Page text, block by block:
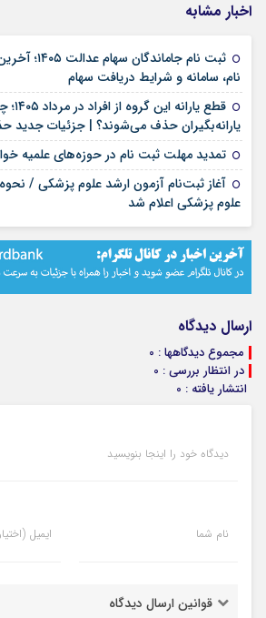
اخبار مشابه
ثبت نام
نام، سامانه و شرایط دریافت سهام
قطع
یارانه‌بگیران حذف می‌شوند؟ | جزئیات جدید
تمدید مهلت ثبت نام در حوزه‌های علمیه
آغاز ثبت‌نام آزمون ارشد علوم پزشکی /
علوم پزشکی اعلام شد
ارسال دیدگاه
مجموع دیدگاهها : 0
در انتظار بررسی : 0
انتشار یافته : 0
دیدگاه خود را اینجا بنویسید
نام شما ایمیل
قوانین ارسال دیدگاه